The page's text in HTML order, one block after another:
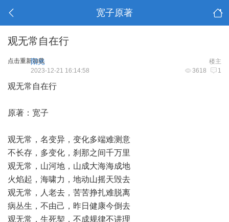
宽子原著
观无常自在行
点击重新加载 楼主
阳光
3618 1
2023-12-21 16:14:58
观无常自在行
原著：宽子
观无常，名变异，变化多端难测意
不长存，多变化，刹那之间千万里
观无常，山河地，山成大海海成地
火焰起，海啸力，地动山摇天毁去
观无常，人老去，苦苦挣扎难脱离
病丛生，不由己，昨日健康今倒去
观无常，生死契，不成规律不讲理